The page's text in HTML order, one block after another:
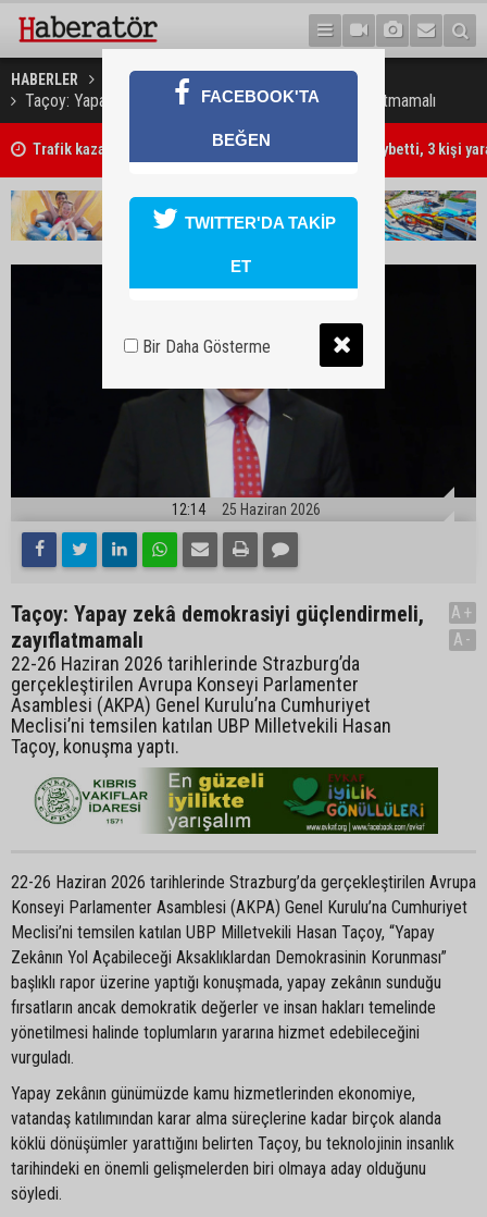
HABERLER GÜNDEM
Taçoy: Yapay zekâ demokrasiyi güçlendirmeli, zayıflatmamalı
Trafik kazasında 85 yaşındaki Turan Obalı hayatını kaybetti, 3 kişi
12:14 25 Haziran 2026
Taçoy: Yapay zekâ demokrasiyi güçlendirmeli,
zayıflatmamalı
22-26 Haziran 2026 tarihlerinde Strazburg’da
gerçekleştirilen Avrupa Konseyi Parlamenter
Asamblesi (AKPA) Genel Kurulu’na Cumhuriyet
Meclisi’ni temsilen katılan UBP Milletvekili Hasan
Taçoy, konuşma yaptı.
A+
A-
22-26 Haziran 2026 tarihlerinde Strazburg’da gerçekleştirilen Avrupa
Konseyi Parlamenter Asamblesi (AKPA) Genel Kurulu’na Cumhuriyet
Meclisi’ni temsilen katılan UBP Milletvekili Hasan Taçoy, “Yapay
Zekânın Yol Açabileceği Aksaklıklardan Demokrasinin Korunması”
başlıklı rapor üzerine yaptığı konuşmada, yapay zekânın sunduğu
fırsatların ancak demokratik değerler ve insan hakları temelinde
yönetilmesi halinde toplumların yararına hizmet edebileceğini
vurguladı.
Yapay zekânın günümüzde kamu hizmetlerinden ekonomiye,
vatandaş katılımından karar alma süreçlerine kadar birçok alanda
köklü dönüşümler yarattığını belirten Taçoy, bu teknolojinin insanlık
tarihindeki en önemli gelişmelerden biri olmaya aday olduğunu
söyledi.
FACEBOOK'TA
BEĞEN
TWITTER'DA TAKİP
ET
Bir Daha Gösterme